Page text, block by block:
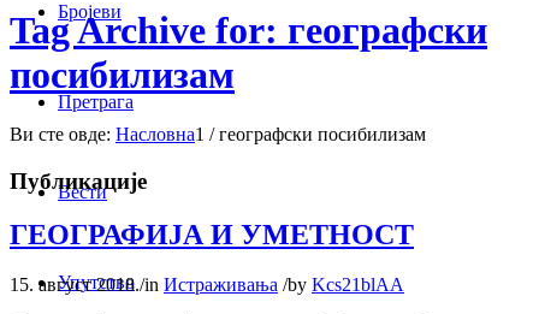
Бројеви
Претрага
Вести
Упутство
Tag Archive for: географски
посибилизам
Ви сте овде: Насловна1 / географски посибилизам
Публикације
ГЕОГРАФИЈА И УМЕТНОСТ
15. август 2018./in Истраживања /by Kcs21blAA